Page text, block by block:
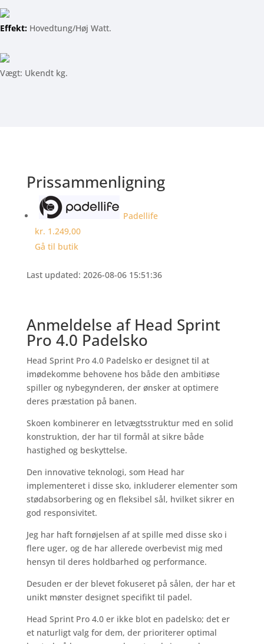
Effekt: Hovedtung/Høj Watt.
Vægt: Ukendt kg.
Prissammenligning
Padellife
kr. 1.249,00
Gå til butik
Last updated: 2026-08-06 15:51:36
Anmeldelse af Head Sprint
Pro 4.0 Padelsko
Head Sprint Pro 4.0 Padelsko er designet til at
imødekomme behovene hos både den ambitiøse
spiller og nybegynderen, der ønsker at optimere
deres præstation på banen.
Skoen kombinerer en letvægtsstruktur med en solid
konstruktion, der har til formål at sikre både
hastighed og beskyttelse.
Den innovative teknologi, som Head har
implementeret i disse sko, inkluderer elementer som
stødabsorbering og en fleksibel sål, hvilket sikrer en
god responsivitet.
Jeg har haft fornøjelsen af at spille med disse sko i
flere uger, og de har allerede overbevist mig med
hensyn til deres holdbarhed og performance.
Desuden er der blevet fokuseret på sålen, der har et
unikt mønster designet specifikt til padel.
Head Sprint Pro 4.0 er ikke blot en padelsko; det er
et naturligt valg for dem, der prioriterer optimal